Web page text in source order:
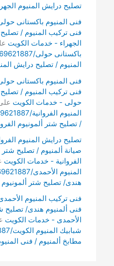
تصليح درايش المنيوم
فنى تركيب المنيوم /
الجهراء - خدمات الكويت
المنيوم / تصليح درايش
فنى تركيب المنيوم /
حولى - خدمات الكويت
/ تصليح شتر ألمونيوم
صيانة ألمنيوم / تصليح شتر
الفروانية - خدمات الكويت
هندى/ تصليح شتر ألمونيوم
فنى ألمنيوم هندى/ تصليح
الأحمدى - خدمات الكويت
مطابخ ألمنيوم / فنى